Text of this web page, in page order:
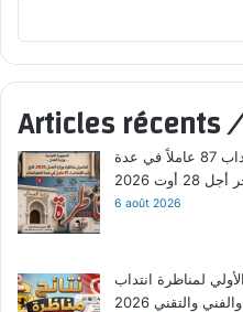
Articles récents
وزارة العدل تفتح امتحانات مهنية لانتداب 87 عاملاً في عدة
6 août 2026
لمناظرة انتداب
والتقني 2026